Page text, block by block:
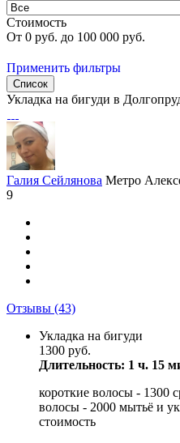
Стоимость
От 0 руб. до 100 000 руб.
Применить фильтры
Список
Укладка на бигуди в
Галия Сейлянова Метро
9
Отзывы (43)
Укладка на бигуди
1300 руб.
Длительность: 1 ч. 15
короткие волосы - 1300
волосы - 2000 мытьё и
стоимость